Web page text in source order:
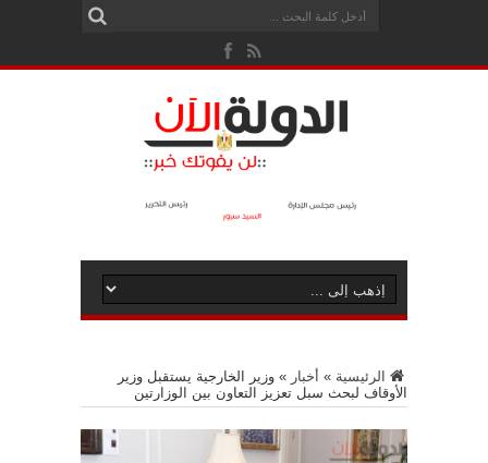
الرئيسية » أخبار » وزير الخارجية يستقبل وزير
الأوقاف لبحث سبل تعزيز التعاون بين الوزارتين